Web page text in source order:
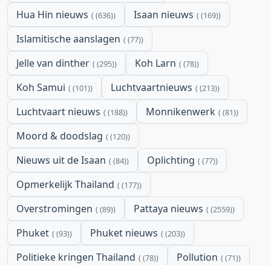
Hua Hin nieuws (636) Isaan nieuws (169)
Islamitische aanslagen (77)
Jelle van dinther (295) Koh Larn (78)
Koh Samui (101) Luchtvaartnieuws (213)
Luchtvaart nieuws (188) Monnikenwerk (81)
Moord & doodslag (120)
Nieuws uit de Isaan (84) Oplichting (77)
Opmerkelijk Thailand (177)
Overstromingen (89) Pattaya nieuws (2559)
Phuket (93) Phuket nieuws (203)
Politieke kringen Thailand (78) Pollution (71)